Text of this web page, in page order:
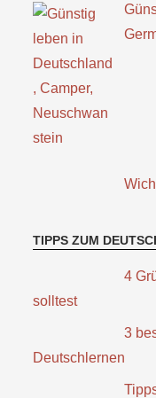
TIPPS ZUM
4
solltest
3
Deutschlernen